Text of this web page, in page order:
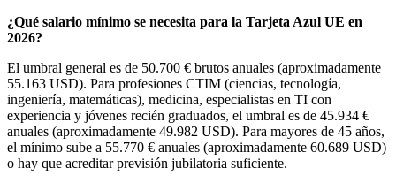
¿Qué salario mínimo se necesita para la Tarjeta Azul UE en
2026?
El umbral general es de 50.700 € brutos anuales (aproximadamente
55.163 USD). Para profesiones CTIM (ciencias, tecnología,
ingeniería, matemáticas), medicina, especialistas en TI con
experiencia y jóvenes recién graduados, el umbral es de 45.934 €
anuales (aproximadamente 49.982 USD). Para mayores de 45 años,
el mínimo sube a 55.770 € anuales (aproximadamente 60.689 USD)
o hay que acreditar previsión jubilatoria suficiente.